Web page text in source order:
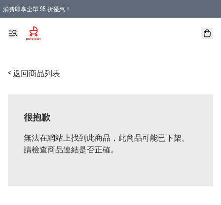
消費即享全單 95 折優惠！
購物滿 HKD 900.00即享免運費優惠！（適用於 本地送貨、本地取貨 )
< 返回商品列表
很抱歉
無法在網站上找到此商品，此商品可能已下架。
請檢查商品連結是否正確。